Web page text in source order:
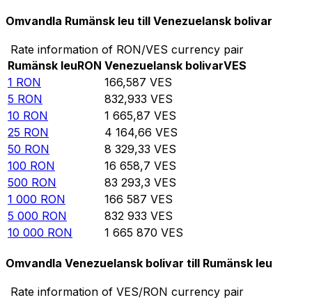
Omvandla Rumänsk leu till Venezuelansk bolivar
Rate information of RON/VES currency pair
Rumänsk leuRON Venezuelansk bolivarVES
1 RON 166,587 VES
5 RON 832,933 VES
10 RON 1 665,87 VES
25 RON 4 164,66 VES
50 RON 8 329,33 VES
100 RON 16 658,7 VES
500 RON 83 293,3 VES
1 000 RON 166 587 VES
5 000 RON 832 933 VES
10 000 RON 1 665 870 VES
Omvandla Venezuelansk bolivar till Rumänsk leu
Rate information of VES/RON currency pair